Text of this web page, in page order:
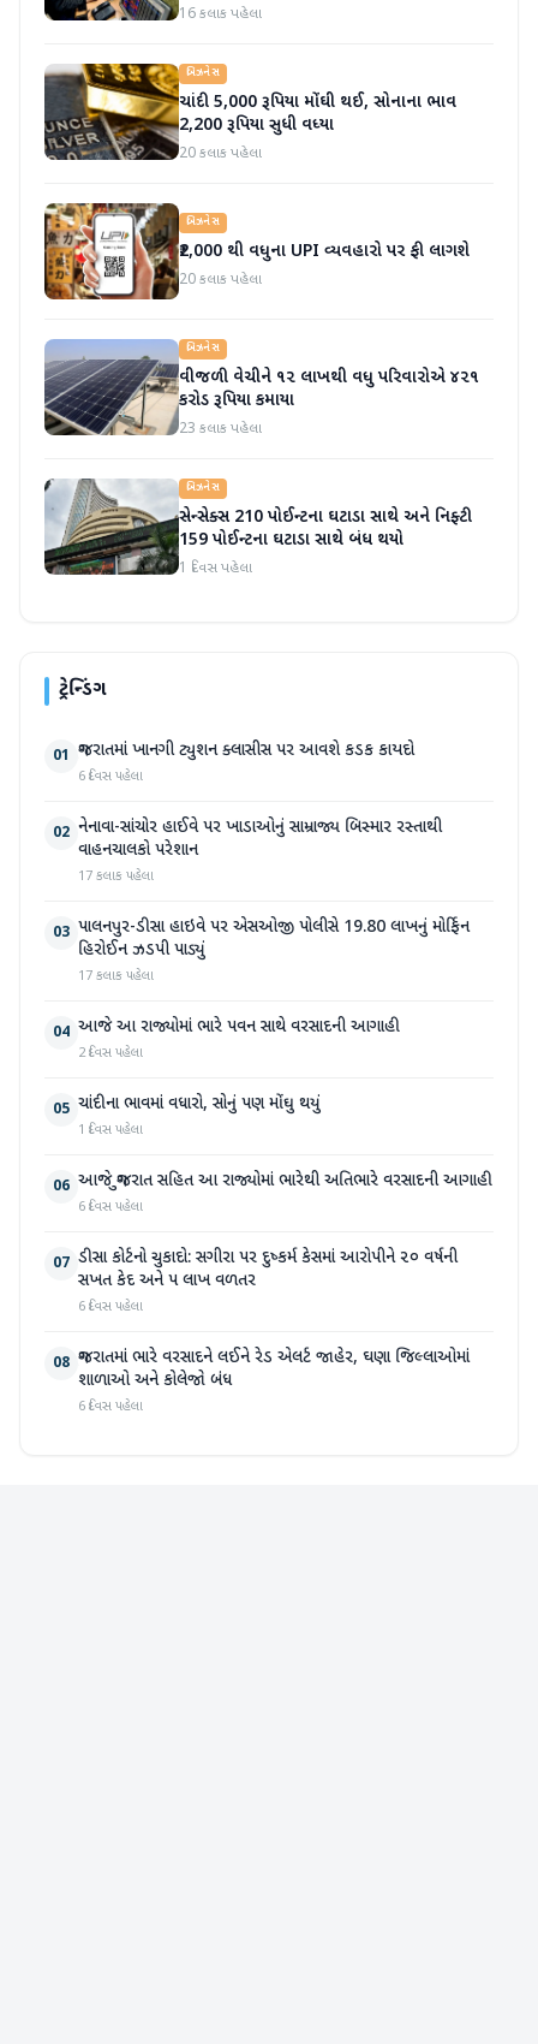
16 કલાક પહેલા
બિઝનેસ
ચાંદી 5,000 રૂપિયા મોંઘી થઈ, સોનાના ભાવ
2,200 રૂપિયા સુધી વધ્યા
20 કલાક પહેલા
બિઝનેસ
₹2,000 થી વધુના UPI વ્યવહારો પર ફી લાગશે
20 કલાક પહેલા
બિઝનેસ
વીજળી વેચીને ૧૨ લાખથી વધુ પરિવારોએ ૪૨૧
કરોડ રૂપિયા કમાયા
23 કલાક પહેલા
બિઝનેસ
સેન્સેક્સ 210 પોઈન્ટના ઘટાડા સાથે અને નિફ્ટી
159 પોઈન્ટના ઘટાડા સાથે બંધ થયો
1 દિવસ પહેલા
ટ્રેન્ડિંગ
01 ગુજરાતમાં ખાનગી ટ્યુશન ક્લાસીસ પર આવશે કડક કાયદો
6 દિવસ પહેલા
02 નેનાવા-સાંચોર હાઈવે પર ખાડાઓનું સામ્રાજ્ય બિસ્માર રસ્તાથી
વાહનચાલકો પરેશાન
17 કલાક પહેલા
03 પાલનપુર-ડીસા હાઇવે પર એસઓજી પોલીસે 19.80 લાખનું મોર્ફિન
હિરોઈન ઝડપી પાડ્યું
17 કલાક પહેલા
04 આજે આ રાજ્યોમાં ભારે પવન સાથે વરસાદની આગાહી
2 દિવસ પહેલા
05 ચાંદીના ભાવમાં વધારો, સોનું પણ મોંઘુ થયું
1 દિવસ પહેલા
06 આજે ગુજરાત સહિત આ રાજ્યોમાં ભારેથી અતિભારે વરસાદની આગાહી
6 દિવસ પહેલા
07 ડીસા કોર્ટનો ચુકાદો: સગીરા પર દુષ્કર્મ કેસમાં આરોપીને ૨૦ વર્ષની
સખત કેદ અને ૫ લાખ વળતર
6 દિવસ પહેલા
08 ગુજરાતમાં ભારે વરસાદને લઈને રેડ એલર્ટ જાહેર, ઘણા જિલ્લાઓમાં
શાળાઓ અને કોલેજો બંધ
6 દિવસ પહેલા